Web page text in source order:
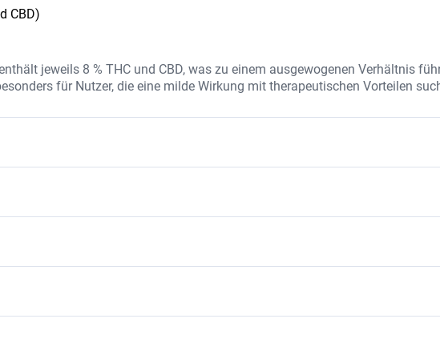
CBD)
jeweils 8 % THC und CBD, was zu einem ausgewogenen Verhältnis
für Nutzer, die eine milde Wirkung mit therapeutischen Vorteilen
THC, CBD und natürlichen Terpenen, die das Aroma und die Wirkung
synthetische Zusätze hergestellt.
und beruhigend.
Hybrid-Sorte mit milden psychoaktiven Effekten. Die Genetik
für ein harmonisches Erlebnis.
Schmerzen und Entzündungen.
und innerer Balance.